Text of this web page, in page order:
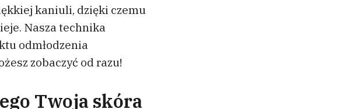
kaniuli, dzięki czemu
Nasza technika
odmłodzenia
zobaczyć od razu!
Twoja skóra